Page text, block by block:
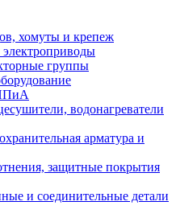
хомуты и крепеж
электроприводы
группы
водонагреватели
арматура и
защитные покрытия
и соединительные детали